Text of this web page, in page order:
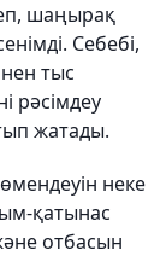
шаңырақ
Себебі,
тыс
рәсімдеу
жатады.
неке
қатынас
отбасын